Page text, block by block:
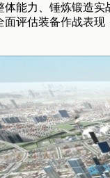
能力、锤炼锻造实
面评估装备作战表现